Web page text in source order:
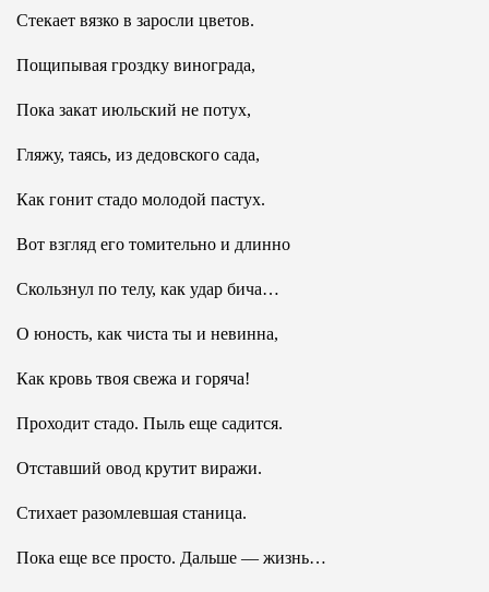
Стекает вязко в заросли цветов.
Пощипывая гроздку винограда,
Пока закат июльский не потух,
Гляжу, таясь, из дедовского сада,
Как гонит стадо молодой пастух.
Вот взгляд его томительно и длинно
Скользнул по телу, как удар бича…
О юность, как чиста ты и невинна,
Как кровь твоя свежа и горяча!
Проходит стадо. Пыль еще садится.
Отставший овод крутит виражи.
Стихает разомлевшая станица.
Пока еще все просто. Дальше — жизнь…